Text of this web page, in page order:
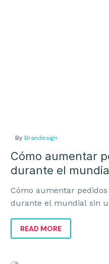
By Brandesign
Cómo aumentar
durante el
Cómo aumentar
durante el mundial sin
READ MORE